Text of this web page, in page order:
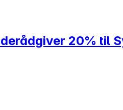
20% til